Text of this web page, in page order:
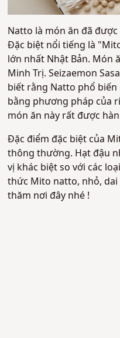
Natto là món ăn đã
Đặc biệt nổi tiếng là
lớn nhất Nhật Bản. Món
Minh Trị. Seizaemon
biết rằng Natto phổ
bằng phương pháp của
món ăn này rất được
Đặc điểm đặc biệt của
thông thường. Hạt đậu
vị khác biệt so với các
thức Mito natto, nhỏ,
thăm nơi đây nhé !